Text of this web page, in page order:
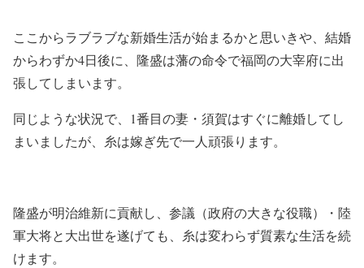
ここからラブラブな新婚生活が始まるかと思いきや、結婚
からわずか4日後に、隆盛は藩の命令で福岡の大宰府に出
張してしまいます。
同じような状況で、1番目の妻・須賀はすぐに離婚してし
まいましたが、糸は嫁ぎ先で一人頑張ります。
隆盛が明治維新に貢献し、参議（政府の大きな役職）・陸
軍大将と大出世を遂げても、糸は変わらず質素な生活を続
けます。